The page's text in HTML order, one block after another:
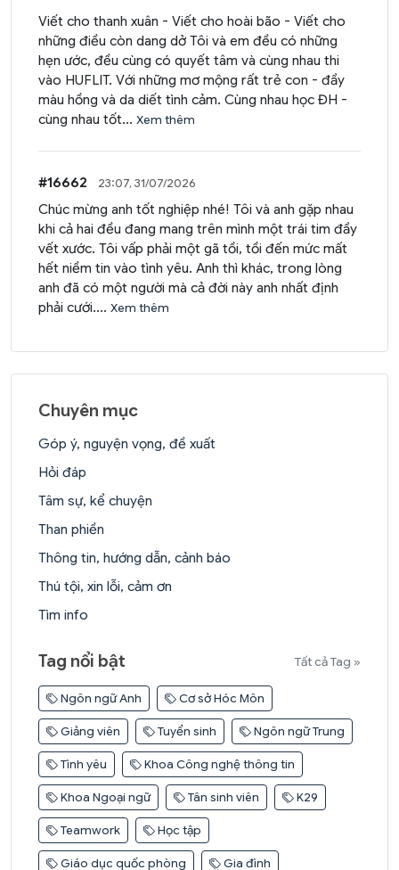
Viết cho thanh xuân - Viết cho hoài bão - Viết cho
những điều còn dang dở Tôi và em đều có những
hẹn ước, đều cùng có quyết tâm và cùng nhau thi
vào HUFLIT. Với những mơ mộng rất trẻ con - đầy
màu hồng và da diết tình cảm. Cùng nhau học ĐH -
cùng nhau tốt... Xem thêm
#16662 23:07, 31/07/2026
Chúc mừng anh tốt nghiệp nhé! Tôi và anh gặp nhau
khi cả hai đều đang mang trên mình một trái tim đầy
vết xước. Tôi vấp phải một gã tồi, tồi đến mức mất
hết niềm tin vào tình yêu. Anh thì khác, trong lòng
anh đã có một người mà cả đời này anh nhất định
phải cưới.... Xem thêm
Chuyên mục
Góp ý, nguyện vọng, đề xuất
Hỏi đáp
Tâm sự, kể chuyện
Than phiền
Thông tin, hướng dẫn, cảnh báo
Thú tội, xin lỗi, cảm ơn
Tìm info
Tag nổi bật Tất cả Tag »
Ngôn ngữ Anh Cơ sở Hóc Môn
Giảng viên Tuyển sinh Ngôn ngữ Trung
Tình yêu Khoa Công nghệ thông tin
Khoa Ngoại ngữ Tân sinh viên K29
Teamwork Học tập
Giáo dục quốc phòng Gia đình